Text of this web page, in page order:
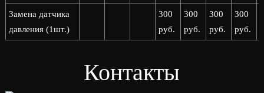
Замена датчика
давления (1шт.)
300
руб.
300
руб.
300
руб.
300
руб.
Контакты